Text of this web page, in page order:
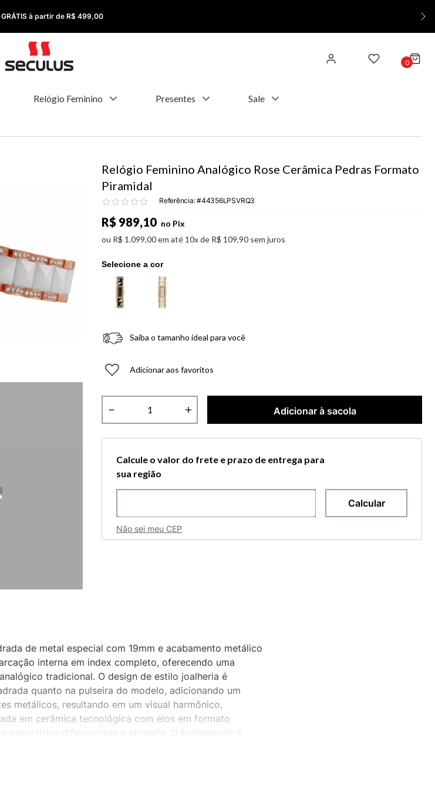
GRÁTIS à partir de R$ 499,00
0
Relógio Feminino Presentes Sale
Relógio Feminino Analógico Rose Cerâmica Pedras Formato
Piramidal
Referência: 44356LPSVRQ3
R$ 989,10 no Pix
ou R$ 1.099,00em até 10x de R$ 109,90 sem juros
Saiba o tamanho ideal para você
Adicionar aos favoritos
＋
－ Adicionar à sacola
Calcule o valor do frete e prazo de entrega para
sua região
Não sei meu CEP
de metal especial com 19mm e acabamento metálico
interna em index completo, oferecendo uma
tradicional. O design de estilo joalheria é
quanto na pulseira do modelo, adicionando um
metálicos, resultando em um visual harmônico,
em cerâmica tecnológica com elos em formato
geométrica diferenciada e atraente. O fechamento é
por um fundo da caixa de fechamento por pressão,